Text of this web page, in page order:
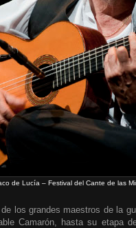
de Lucía – Festival del Cante de las
los grandes maestros de la
Camarón, hasta su etapa